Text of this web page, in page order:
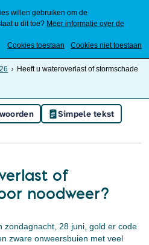
willen gebruiken om de
u dit toe? Meer informatie over de
Cookies toestaan
Cookies niet toestaan
Heeft u wateroverlast of stormschade
Simpele tekst
of
noodweer?
zondagnacht, 28 juni, gold er code
zware onweersbuien met veel